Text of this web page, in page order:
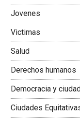
Jovenes
Victimas
Salud
Derechos humanos
Democracia y
Ciudades